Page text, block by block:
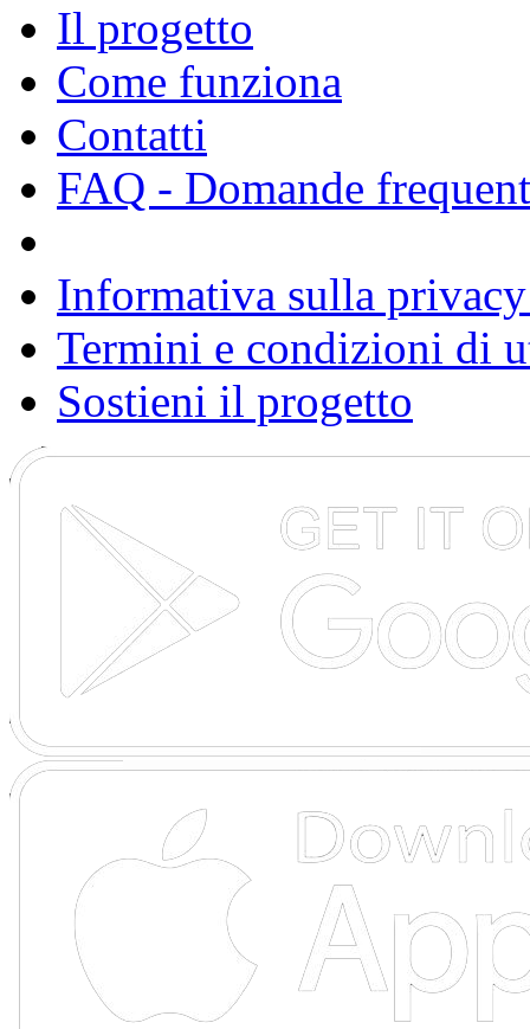
Il progetto
Come funziona
Contatti
FAQ - Domande
Informativa sulla
Termini e condizioni di
Sostieni il progetto